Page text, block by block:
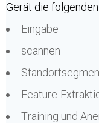
Gerät die
Eingabe
scannen
Feature-
Training und